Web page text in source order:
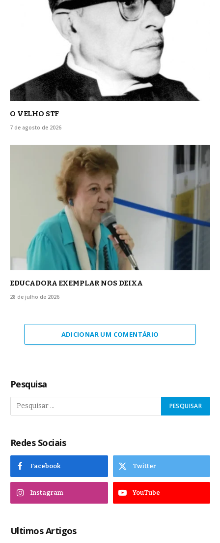
O VELHO STF
7 de agosto de 2026
EDUCADORA EXEMPLAR NOS DEIXA
28 de julho de 2026
ADICIONAR UM COMENTÁRIO
Pesquisa
Redes Sociais
Facebook Twitter
Instagram YouTube
Ultimos Artigos